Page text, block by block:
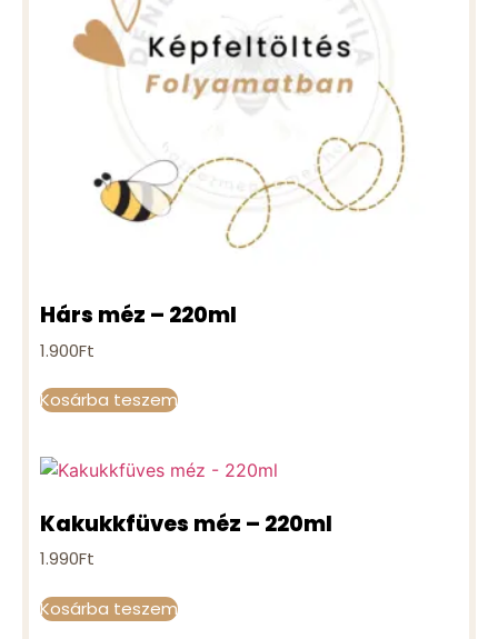
Hárs méz – 220ml
1.900Ft
Kosárba teszem
Kakukkfüves méz – 220ml
1.990Ft
Kosárba teszem